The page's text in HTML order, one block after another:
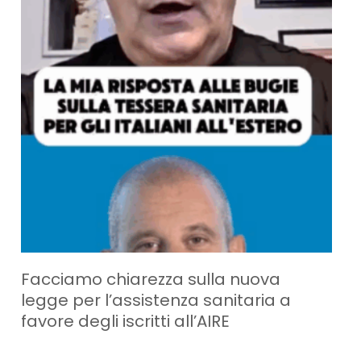
Facciamo chiarezza sulla nuova
legge per l’assistenza sanitaria a
favore degli iscritti all’AIRE